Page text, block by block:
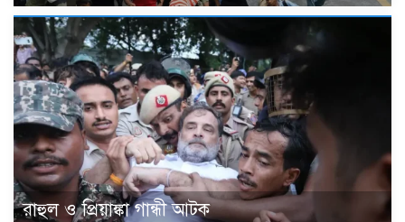
রাহুল ও প্রিয়াঙ্কা গান্ধী আটক